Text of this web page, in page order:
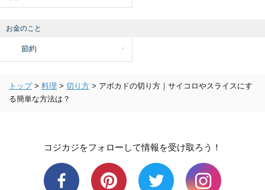
お金のこと
節約
トップ > 料理 > 切り方 > アボカドの切り方｜サイコロやスライスにす
る簡単な方法は？
コジカジをフォローして情報を受け取ろう！